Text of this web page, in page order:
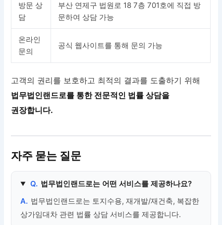
방문 상
담
부산 연제구 법원로 18 7층 701호에 직접 방
문하여 상담 가능
온라인
문의
공식 웹사이트를 통해 문의 가능
고객의 권리를 보호하고 최적의 결과를 도출하기 위해
법무법인랜드로를 통한 전문적인 법률 상담을
권장합니다.
자주 묻는 질문
Q. 법무법인랜드로는 어떤 서비스를 제공하나요?
A. 법무법인랜드로는 토지수용, 재개발/재건축, 복잡한
상가임대차 관련 법률 상담 서비스를 제공합니다.